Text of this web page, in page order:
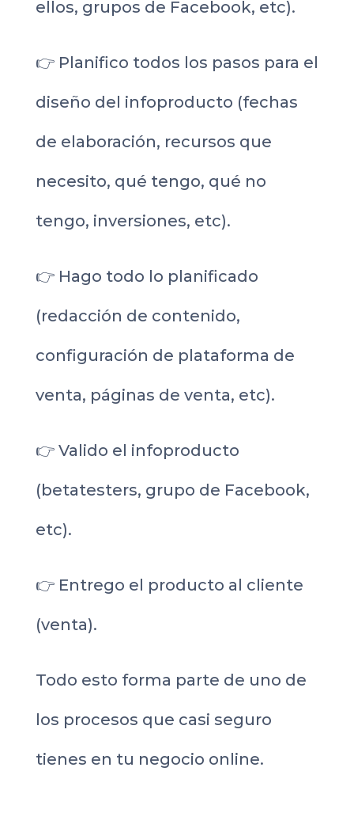
ellos, grupos de Facebook, etc).
👉 Planifico todos los pasos para el
diseño del infoproducto (fechas
de elaboración, recursos que
necesito, qué tengo, qué no
tengo, inversiones, etc).
👉 Hago todo lo planificado
(redacción de contenido,
configuración de plataforma de
venta, páginas de venta, etc).
👉 Valido el infoproducto
(betatesters, grupo de Facebook,
etc).
👉 Entrego el producto al cliente
(venta).
Todo esto forma parte de uno de
los procesos que casi seguro
tienes en tu negocio online.